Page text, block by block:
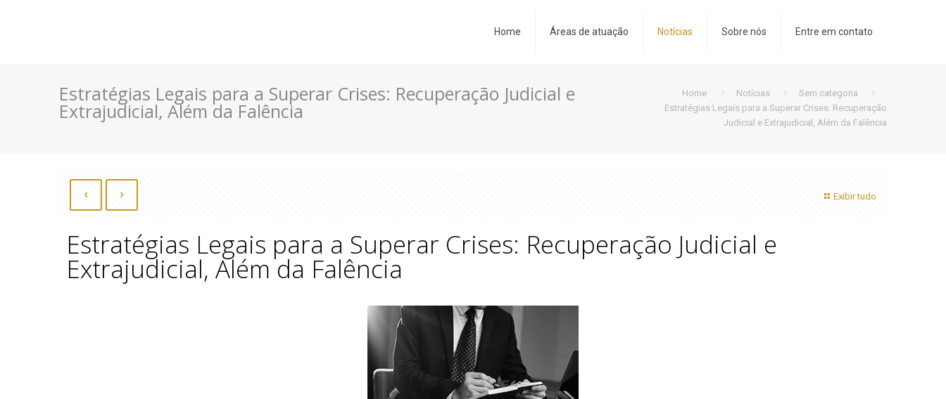
Home Áreas de atuação Notícias Sobre nós Entre em contato
Estratégias Legais para a Superar Crises: Recuperação Judicial e
Extrajudicial, Além da Falência
Home Notícias
Sem categoria
Estratégias Legais para a Superar Crises: Recuperação
Judicial e Extrajudicial, Além da Falência
Exibir tudo
Estratégias Legais para a Superar Crises: Recuperação Judicial e
Extrajudicial, Além da Falência